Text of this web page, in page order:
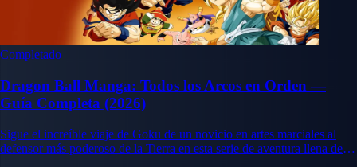
Completado
Dragon Ball Manga: Todos los Arcos en Orden —
Guía Completa (2026)
Sigue el increíble viaje de Goku de un novicio en artes marciales al
defensor más poderoso de la Tierra en esta serie de aventura llena de